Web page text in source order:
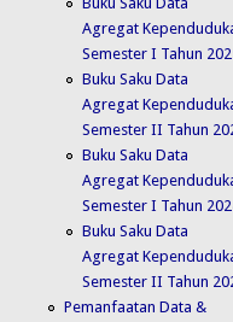
Agregat
Semester I Tahun
Buku Saku Data
Agregat
Semester II Tahun
Buku Saku Data
Agregat
Semester I Tahun
Buku Saku Data
Agregat
Semester II Tahun
Pemanfaatan Data &